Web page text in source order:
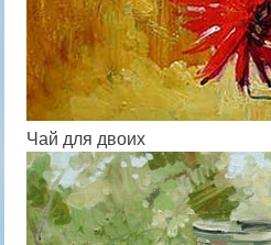
Чай для двоих